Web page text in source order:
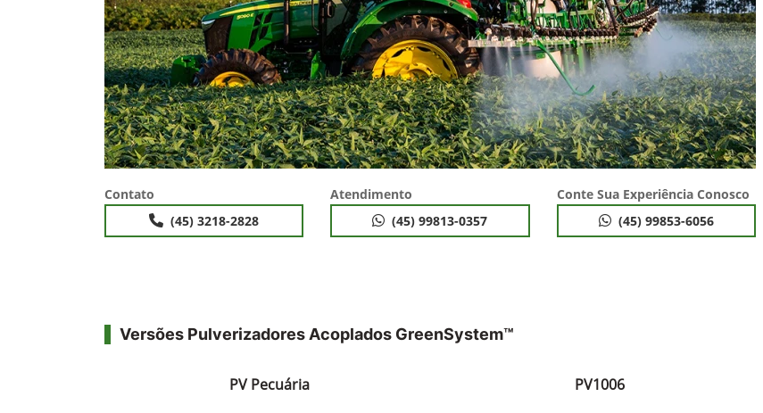
Contato
(45) 3218-2828
Atendimento
(45) 99813-0357
Conte Sua Experiência Conosco
(45) 99853-6056
Versões Pulverizadores Acoplados GreenSystem™
PV Pecuária PV1006